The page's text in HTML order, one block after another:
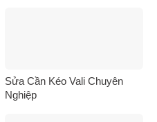
Sửa Cần Kéo Vali Chuyên
Nghiệp